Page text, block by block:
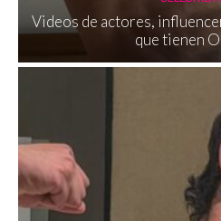
Videos de actores,
que tienen